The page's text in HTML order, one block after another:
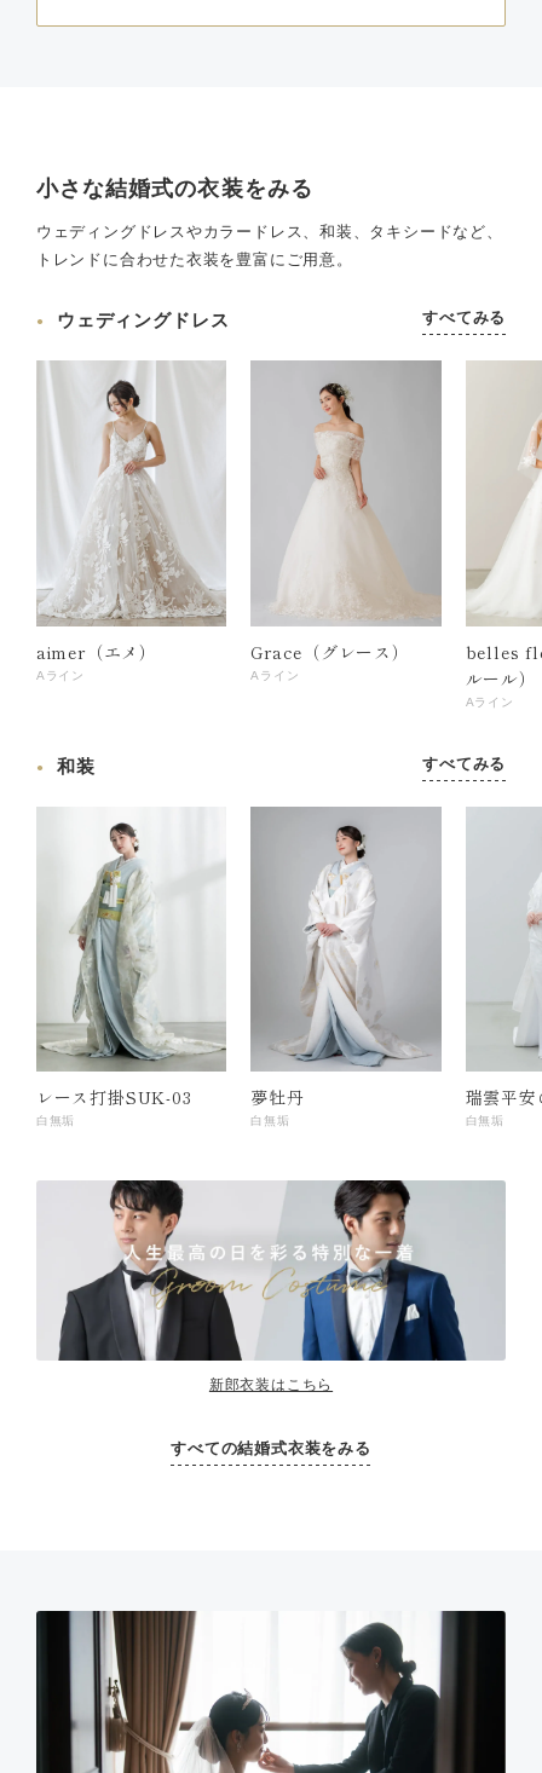
小さな結婚式の衣装をみる
ウェディングドレスやカラードレス、和装、タキシードなど、
トレンドに合わせた衣装を豊富にご用意。
ウェディングドレス すべてみる
aimer（エメ）
Aライン
Grace（グレース）
Aライン
belles
ルール）
Aライン
和装 すべてみる
レース打掛SUK-03
白無垢
夢牡丹
白無垢
瑞雲平安
白無垢
新郎衣装はこちら
すべての結婚式衣装をみる